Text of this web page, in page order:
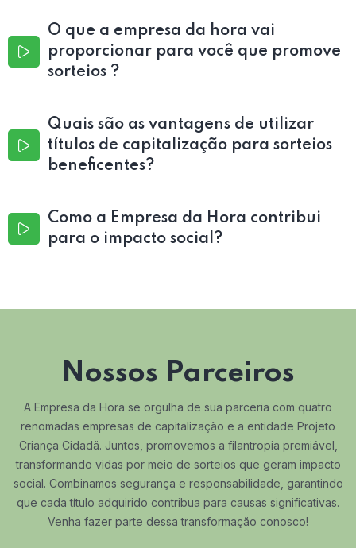
O que a empresa da hora vai
proporcionar para você que promove
sorteios ?
Quais são as vantagens de utilizar
títulos de capitalização para sorteios
beneficentes?
Como a Empresa da Hora contribui
para o impacto social?
Nossos Parceiros
A Empresa da Hora se orgulha de sua parceria com quatro
renomadas empresas de capitalização e a entidade Projeto
Criança Cidadã. Juntos, promovemos a filantropia premiável,
transformando vidas por meio de sorteios que geram impacto
social. Combinamos segurança e responsabilidade, garantindo
que cada título adquirido contribua para causas significativas.
Venha fazer parte dessa transformação conosco!